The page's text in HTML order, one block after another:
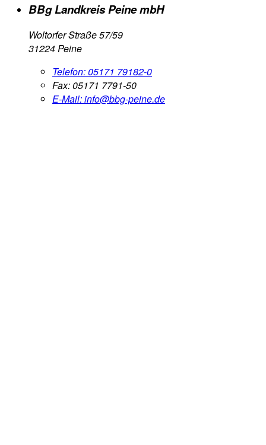
BBg Landkreis Peine mbH
Woltorfer Straße 57/59
31224 Peine
Telefon:05171 79182-0
Fax:05171 7791-50
E-Mail:info@bbg-peine.de